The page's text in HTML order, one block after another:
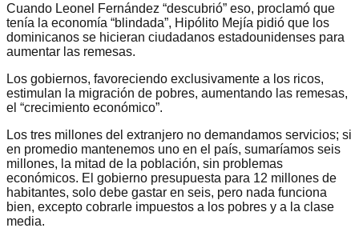
Cuando Leonel Fernández “descubrió” eso, proclamó que
tenía la economía “blindada”, Hipólito Mejía pidió que los
dominicanos se hicieran ciudadanos estadounidenses para
aumentar las remesas.
Los gobiernos, favoreciendo exclusivamente a los ricos,
estimulan la migración de pobres, aumentando las remesas,
el “crecimiento económico”.
Los tres millones del extranjero no demandamos servicios; si
en promedio mantenemos uno en el país, sumaríamos seis
millones, la mitad de la población, sin problemas
económicos. El gobierno presupuesta para 12 millones de
habitantes, solo debe gastar en seis, pero nada funciona
bien, excepto cobrarle impuestos a los pobres y a la clase
media.